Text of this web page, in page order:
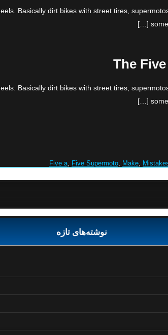
Basically dirt bikes with street tires,
The
Basically dirt bikes with street tires,
Five a, Five Supermoto, Make,
نوشته‌های تازه